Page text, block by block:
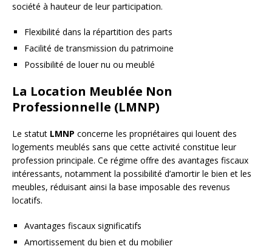
société à hauteur de leur participation.
Flexibilité dans la répartition des parts
Facilité de transmission du patrimoine
Possibilité de louer nu ou meublé
La Location Meublée Non
Professionnelle (LMNP)
Le statut LMNP concerne les propriétaires qui louent des
logements meublés sans que cette activité constitue leur
profession principale. Ce régime offre des avantages fiscaux
intéressants, notamment la possibilité d’amortir le bien et les
meubles, réduisant ainsi la base imposable des revenus
locatifs.
Avantages fiscaux significatifs
Amortissement du bien et du mobilier